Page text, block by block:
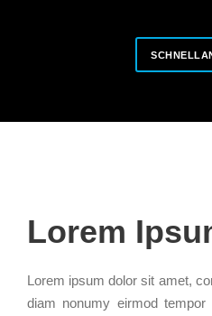
Lorem
Lorem ipsum dolor sit amet,
diam nonumy eirmod